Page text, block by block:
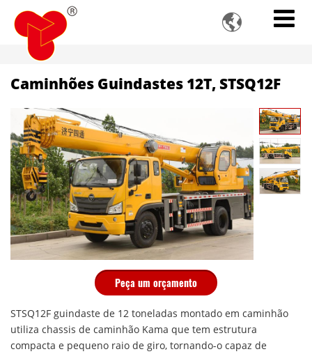

Caminhões Guindastes 12T, STSQ12F
Peça um orçamento
STSQ12F guindaste de 12 toneladas montado em caminhão
utiliza chassis de caminhão Kama que tem estrutura
compacta e pequeno raio de giro, tornando-o capaz de